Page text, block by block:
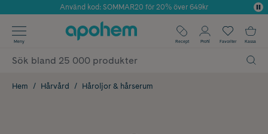
Årets Butik 2025 inom Skönhet
Använd kod: SOMMAR20 för 20% över 649kr
✓ Fri frakt
✓ Poäng på alla köp*
Meny Recept Profil Favoriter Kassa
Hem Hårvård Håroljor & hårserum